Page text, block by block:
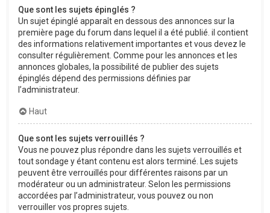
Que sont les sujets épinglés ?
Un sujet épinglé apparaît en dessous des annonces sur la
première page du forum dans lequel il a été publié. il contient
des informations relativement importantes et vous devez le
consulter régulièrement. Comme pour les annonces et les
annonces globales, la possibilité de publier des sujets
épinglés dépend des permissions définies par
l’administrateur.
Haut
Que sont les sujets verrouillés ?
Vous ne pouvez plus répondre dans les sujets verrouillés et
tout sondage y étant contenu est alors terminé. Les sujets
peuvent être verrouillés pour différentes raisons par un
modérateur ou un administrateur. Selon les permissions
accordées par l’administrateur, vous pouvez ou non
verrouiller vos propres sujets.